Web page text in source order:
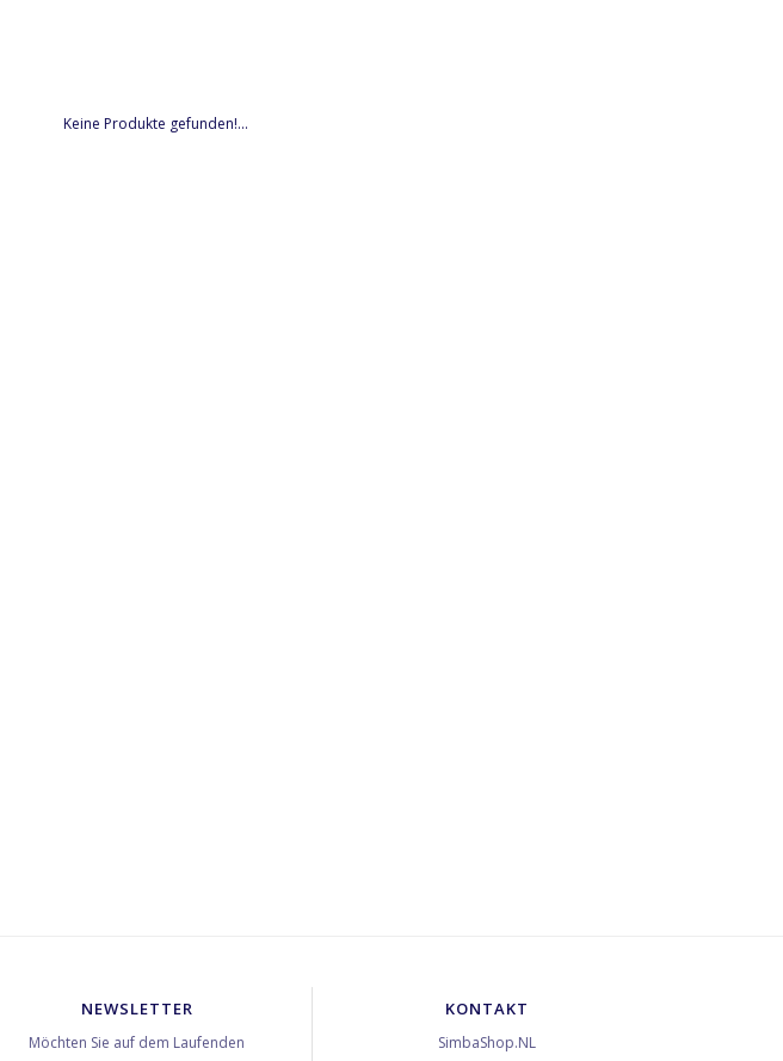
Keine Produkte gefunden!...
NEWSLETTER
Möchten Sie auf dem Laufenden
KONTAKT
SimbaShop.NL